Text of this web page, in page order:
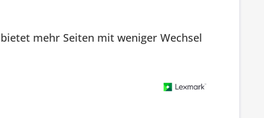
mehr Seiten mit weniger Wechsel